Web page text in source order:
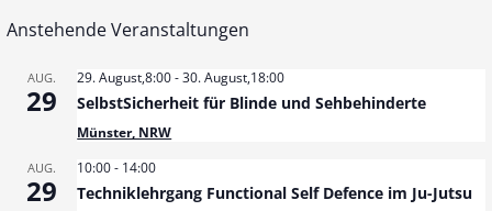
i
Anstehende Veranstaltungen
AUG.
29
29. August,8:00-30. August,18:00
SelbstSicherheit für Blinde und Sehbehinderte
Münster, NRW
AUG.
29
10:00- 14:00
Techniklehrgang Functional Self Defence im Ju-Jutsu